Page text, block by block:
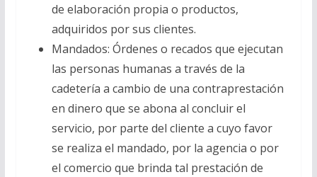
de elaboración propia o productos,
adquiridos por sus clientes.
Mandados: Órdenes o recados que ejecutan
las personas humanas a través de la
cadetería a cambio de una contraprestación
en dinero que se abona al concluir el
servicio, por parte del cliente a cuyo favor
se realiza el mandado, por la agencia o por
el comercio que brinda tal prestación de